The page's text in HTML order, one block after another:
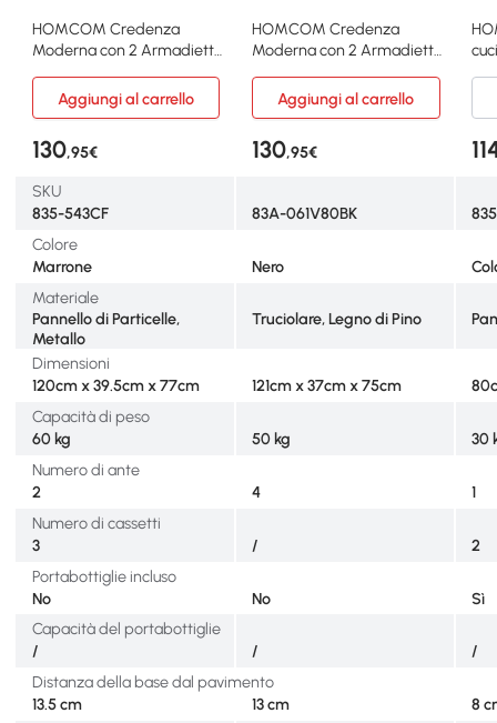
HOMCOM Credenza
Moderna con 2 Armadietti
HOMCOM Credenza
Moderna con 2 Armadietti
Aggiungi al carrello
Aggiungi al carrello
130,95€ 130,95€
SKU
835-543CF
83A-061V80BK
Colore
Marrone
Nero
Materiale
Pannello di Particelle,
Metallo
Truciolare, Legno di Pino
Dimensioni
120cm x 39.5cm x 77cm
121cm x 37cm x 75cm
Capacità di peso
60 kg
50 kg
30
Numero di ante
2
4
1
Numero di cassetti
3
/
2
Portabottiglie incluso
No
No
Sì
Capacità del portabottiglie
/
/
/
Distanza della base dal pavimento
13.5 cm
13 cm
8